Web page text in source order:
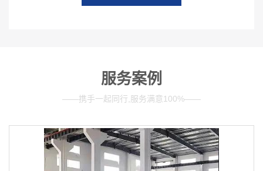
服务案例
——携手一起同行,服务满意100%——